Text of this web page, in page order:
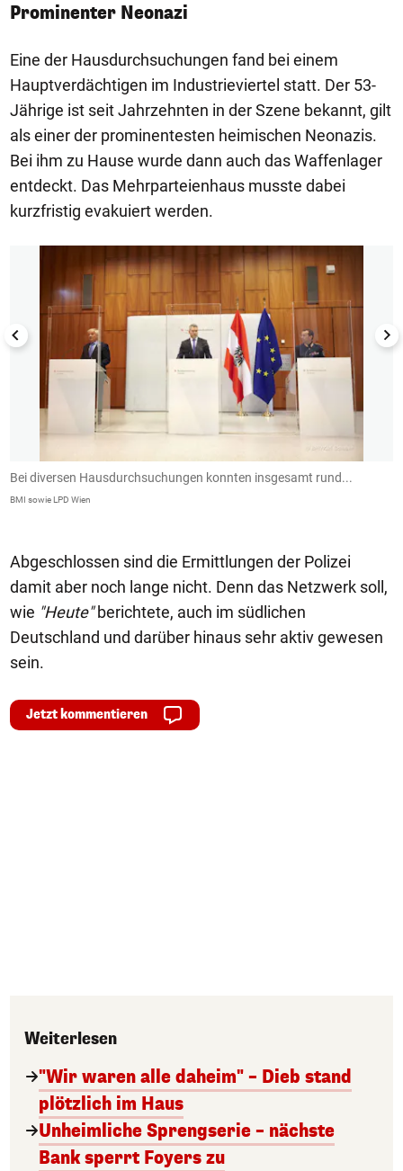
Prominenter Neonazi
Eine der Hausdurchsuchungen fand bei einem
Hauptverdächtigen im Industrieviertel statt. Der 53-
Jährige ist seit Jahrzehnten in der Szene bekannt, gilt
als einer der prominentesten heimischen Neonazis.
Bei ihm zu Hause wurde dann auch das Waffenlager
entdeckt. Das Mehrparteienhaus musste dabei
kurzfristig evakuiert werden.
1/5
Bei diversen Hausdurchsuchungen konnten insgesamt rund...
BMI sowie LPD Wien
Abgeschlossen sind die Ermittlungen der Polizei
damit aber noch lange nicht. Denn das Netzwerk soll,
wie "Heute"berichtete, auch im südlichen
Deutschland und darüber hinaus sehr aktiv gewesen
sein.
Jetzt kommentieren
Weiterlesen
"Wir waren alle daheim" – Dieb stand
plötzlich im Haus
Unheimliche Sprengserie – nächste
Bank sperrt Foyers zu